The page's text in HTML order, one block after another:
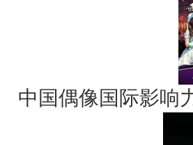
中国偶像国际影响